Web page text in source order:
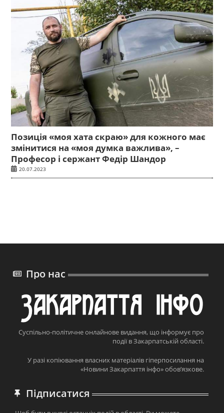
Позиція «моя хата скраю» для кожного має
змінитися на «моя думка важлива», –
Професор і сержант Федір Шандор
20.07.2023
Про нас
Суспільно-політичне онлайнове видання, що інформує про
події в Закарпатській області.
У разі копіювання власних матеріалів гіперпосилання на
«Новини Закарпаття інфо» обов’язкове.
Підписатися